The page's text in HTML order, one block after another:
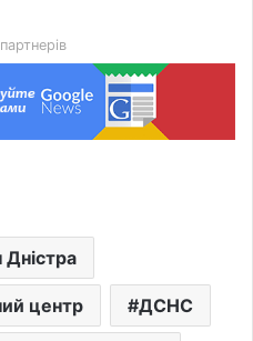
центр ДСНС